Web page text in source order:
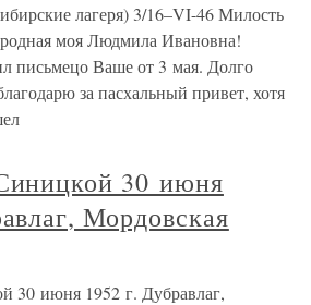
лагеря) 3/16–VI-46 Милость
моя Людмила Ивановна!
письмецо Ваше от 3 мая. Долго
за пасхальный привет, хотя
30 июня
Мордовская
июня 1952 г. Дубравлаг,